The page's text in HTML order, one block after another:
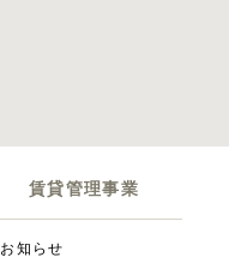
賃貸管理事業
お知らせ